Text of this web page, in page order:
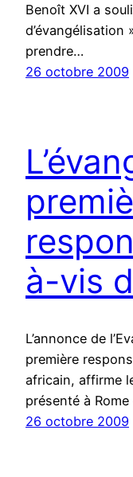
Benoît XVI a
d’évangélisation
prendre…
26 octobre 2009
à-vis
L’annonce de
première
africain, affirme
présenté à
26 octobre 2009